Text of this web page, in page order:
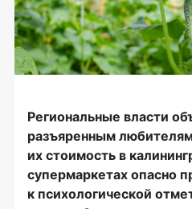
Региональные власти
разъяренным
их стоимость в
супермаркетах опасно
к психологической